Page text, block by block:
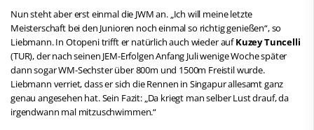
Nun steht aber erst einmal die JWM an. „Ich will meine letzte
Meisterschaft bei den Junioren noch einmal so richtig genießen“, so
Liebmann. In Otopeni trifft er natürlich auch wieder aufKuzey Tuncelli
(TUR), der nach seinen JEM-Erfolgen Anfang Juli wenige Woche später
dann sogar WM-Sechster über 800m und 1500m Freistil wurde.
Liebmann verriet, dass er sich die Rennen in Singapur allesamt ganz
genau angesehen hat. Sein Fazit: „Da kriegt man selber Lust drauf, da
irgendwann mal mitzuschwimmen.“